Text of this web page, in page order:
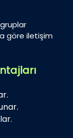
göre iletişim